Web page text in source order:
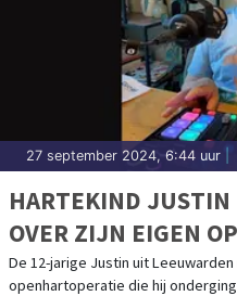
27 september 2024, 6:44 uur
HARTEKIND JUSTIN
OVER ZIJN EIGEN
De 12-jarige Justin uit
openhartoperatie die hij